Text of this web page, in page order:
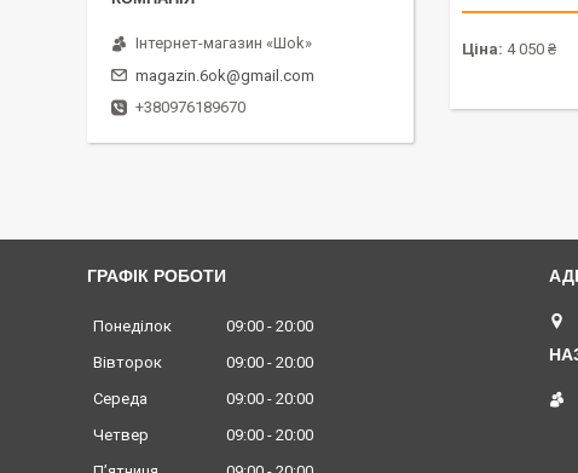
Ціна: 4 050 ₴
Інтернет-магазин «Шоk»
magazin.6ok@gmail.com
+380976189670
ГРАФІК РОБОТИ
Понеділок 09:00
20:00
Вівторок
09:00
20:00
Середа
09:00
20:00
Четвер
09:00
20:00